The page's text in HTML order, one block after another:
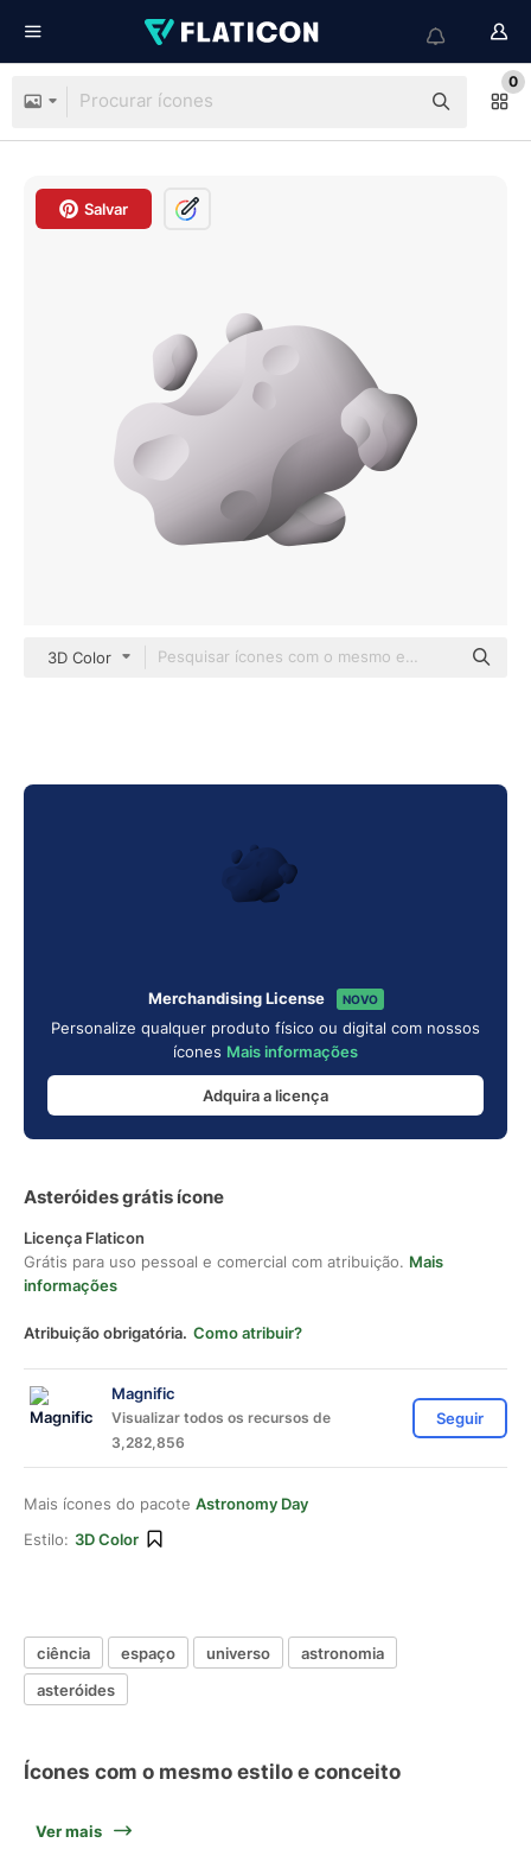
0
Salvar
3D Color
Merchandising License NOVO
Personalize qualquer produto físico ou digital com nossos
ícones Mais informações
Adquira a licença
Asteróides grátis ícone
Licença Flaticon
Grátis para uso pessoal e comercial com atribuição. Mais
informações
Atribuição obrigatória. Como atribuir?
Magnific
Visualizar todos os recursos de
3,282,856
Seguir
Mais ícones do pacote Astronomy Day
Estilo: 3D Color
ciência espaço universo
astronomia
asteróides
Ícones com o mesmo estilo e conceito
Ver mais